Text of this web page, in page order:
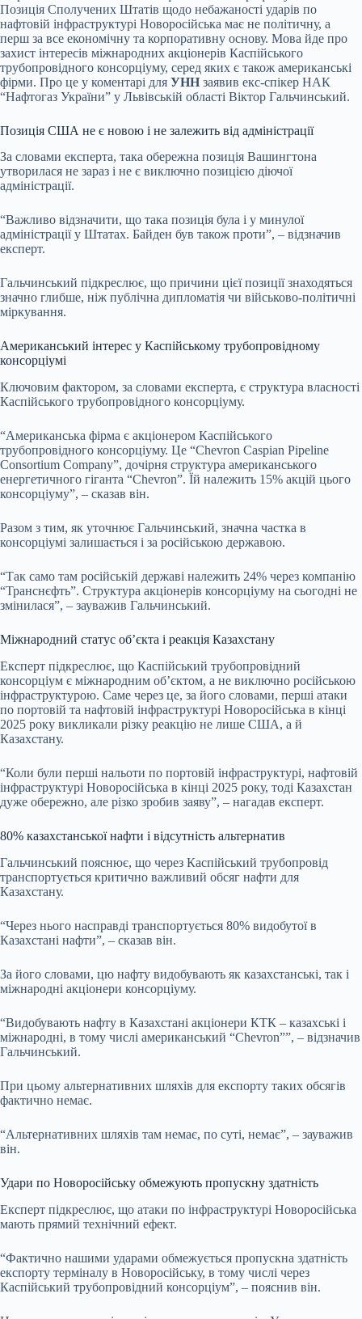
Позиція Сполучених Штатів щодо небажаності ударів по
нафтовій інфраструктурі Новоросійська має не політичну, а
перш за все економічну та корпоративну основу. Мова йде про
захист інтересів міжнародних акціонерів Каспійського
трубопровідного консорціуму, серед яких є також американські
фірми. Про це у коментарі для УНН заявив екс-спікер НАК
“Нафтогаз України” у Львівській області Віктор Гальчинський.
Позиція США не є новою і не залежить від адміністрації
За словами експерта, така обережна позиція Вашингтона
утворилася не зараз і не є виключно позицією діючої
адміністрації.
“Важливо відзначити, що така позиція була і у минулої
адміністрації у Штатах. Байден був також проти”, – відзначив
експерт.
Гальчинський підкреслює, що причини цієї позиції знаходяться
значно глибше, ніж публічна дипломатія чи військово-політичні
міркування.
Американський інтерес у Каспійському трубопровідному
консорціумі
Ключовим фактором, за словами експерта, є структура власності
Каспійського трубопровідного консорціуму.
“Американська фірма є акціонером Каспійського
трубопровідного консорціуму. Це “Chevron Caspian Pipeline
Consortium Company”, дочірня структура американського
енергетичного гіганта “Chevron”. Їй належить 15% акцій цього
консорціуму”, – сказав він.
Разом з тим, як уточнює Гальчинський, значна частка в
консорціумі залишається і за російською державою.
“Так само там російській державі належить 24% через компанію
“Транснєфть”. Структура акціонерів консорціуму на сьогодні не
змінилася”, – зауважив Гальчинський.
Міжнародний статус об’єкта і реакція Казахстану
Експерт підкреслює, що Каспійський трубопровідний
консорціум є міжнародним об’єктом, а не виключно російською
інфраструктурою. Саме через це, за його словами, перші атаки
по портовій та нафтовій інфраструктурі Новоросійська в кінці
2025 року викликали різку реакцію не лише США, а й
Казахстану.
“Коли були перші нальоти по портовій інфраструктурі, нафтовій
інфраструктурі Новоросійська в кінці 2025 року, тоді Казахстан
дуже обережно, але різко зробив заяву”, – нагадав експерт.
80% казахстанської нафти і відсутність альтернатив
Гальчинський пояснює, що через Каспійський трубопровід
транспортується критично важливий обсяг нафти для
Казахстану.
“Через нього насправді транспортується 80% видобутої в
Казахстані нафти”, – сказав він.
За його словами, цю нафту видобувають як казахстанські, так і
міжнародні акціонери консорціуму.
“Видобувають нафту в Казахстані акціонери КТК – казахські і
міжнародні, в тому числі американський “Chevron””, – відзначив
Гальчинський.
При цьому альтернативних шляхів для експорту таких обсягів
фактично немає.
“Альтернативних шляхів там немає, по суті, немає”, – зауважив
він.
Удари по Новоросійську обмежують пропускну здатність
Експерт підкреслює, що атаки по інфраструктурі Новоросійська
мають прямий технічний ефект.
“Фактично нашими ударами обмежується пропускна здатність
експорту терміналу в Новоросійську, в тому числі через
Каспійський трубопровідний консорціум”, – пояснив він.